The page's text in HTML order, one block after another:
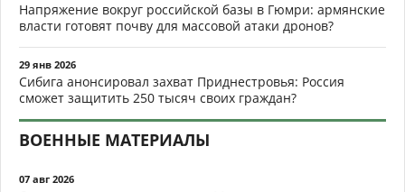
Напряжение вокруг российской базы в Гюмри: армянские
власти готовят почву для массовой атаки дронов?
29 янв 2026
Сибига анонсировал захват Приднестровья: Россия
сможет защитить 250 тысяч своих граждан?
ВОЕННЫЕ МАТЕРИАЛЫ
07 авг 2026